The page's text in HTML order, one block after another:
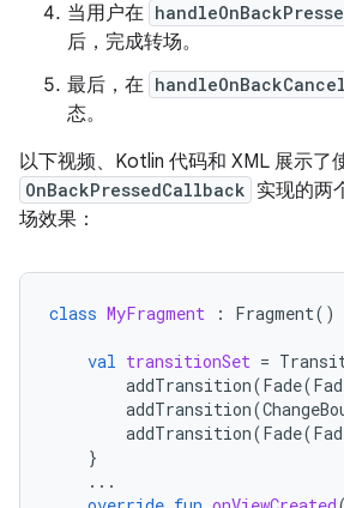
当用户在
后，完成转场。
最后，在
态。
以下视频、Kotlin 代码和 XML 展示了
OnBackPressedCallback 实现的两
场效果：
class MyFragment : Fragment()
val transitionSet =
addTransition(Fade(
addTransition(
addTransition(Fade(
}
...